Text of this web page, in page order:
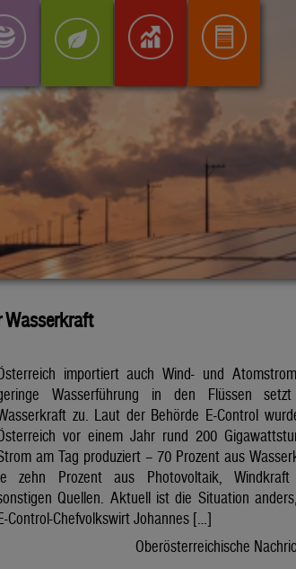
Wasserkraft
importiert auch Wind- und
Wasserführung in den Flüssen
zu. Laut der Behörde E-Control
vor einem Jahr rund 200
am Tag produziert – 70 Prozent aus
zehn Prozent aus Photovoltaik, Windkraft
Quellen. Aktuell ist die Situation
Control-Chefvolkswirt Johannes […]
Oberösterreichische